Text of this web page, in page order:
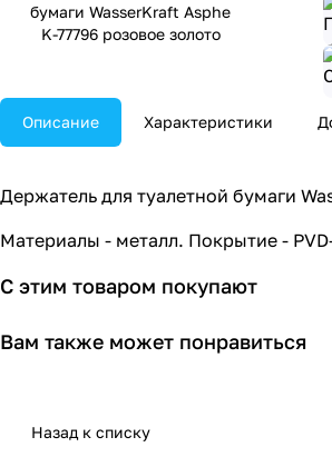
бумаги WasserKraft Asphe
K-77796 розовое золото
Описание Характеристики
Держатель для туалетной бумаги
Материалы - металл. Покрытие -
С этим товаром покупают
Вам также может понравиться
Назад к списку